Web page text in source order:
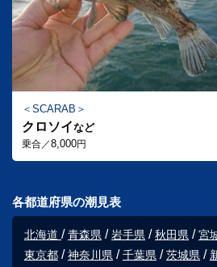
SCARAB
クロソイなど
乗合／8,000円
各都道府県の潮見表
北海道 青森県 岩手県 秋田県 宮
東京都
神奈川県 千葉県 茨城県